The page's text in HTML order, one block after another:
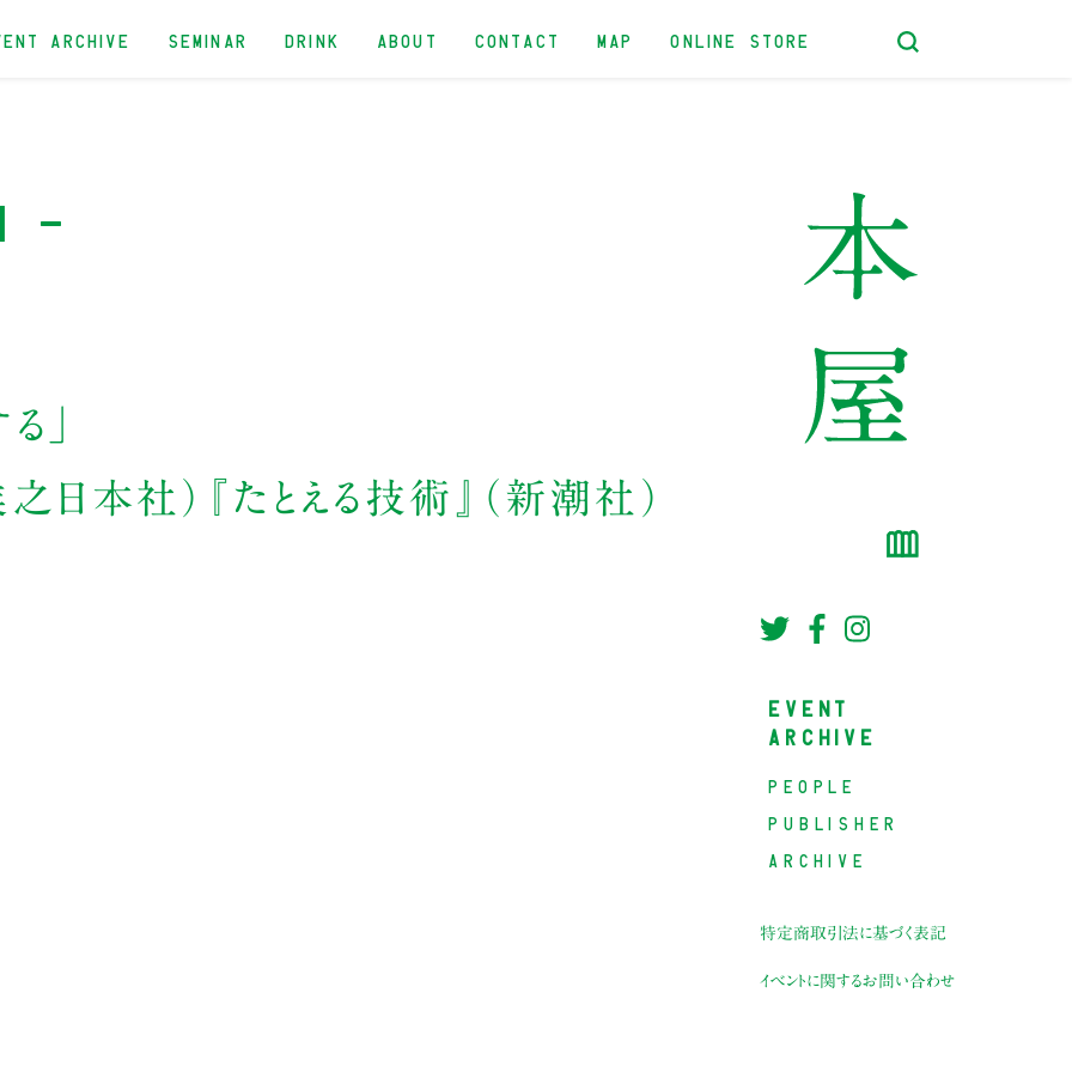
ARCHIVE SEMINAR DRINK ABOUT CONTACT MAP ONLINE STORE
-
」
日本社）『たとえる技術』（新潮社）
EVENT
ARCHIVE
PEOPLE
PUBLISHER
ARCHIVE
特定商取引法に基づく表記
イベントに関するお問い合わせ